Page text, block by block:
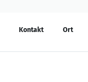
Kontakt Ort